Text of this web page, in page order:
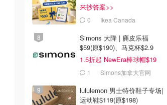
来抄答案>>
0 Ikea Canada
Simons 大降 | 麂皮乐福
$59(原$190)、马克杯$2.9
1.5折起 NewEra棒球帽$19
1 Simons加拿大官网
lululemon 男士特价鞋子专场|
运动鞋$119(原$198)